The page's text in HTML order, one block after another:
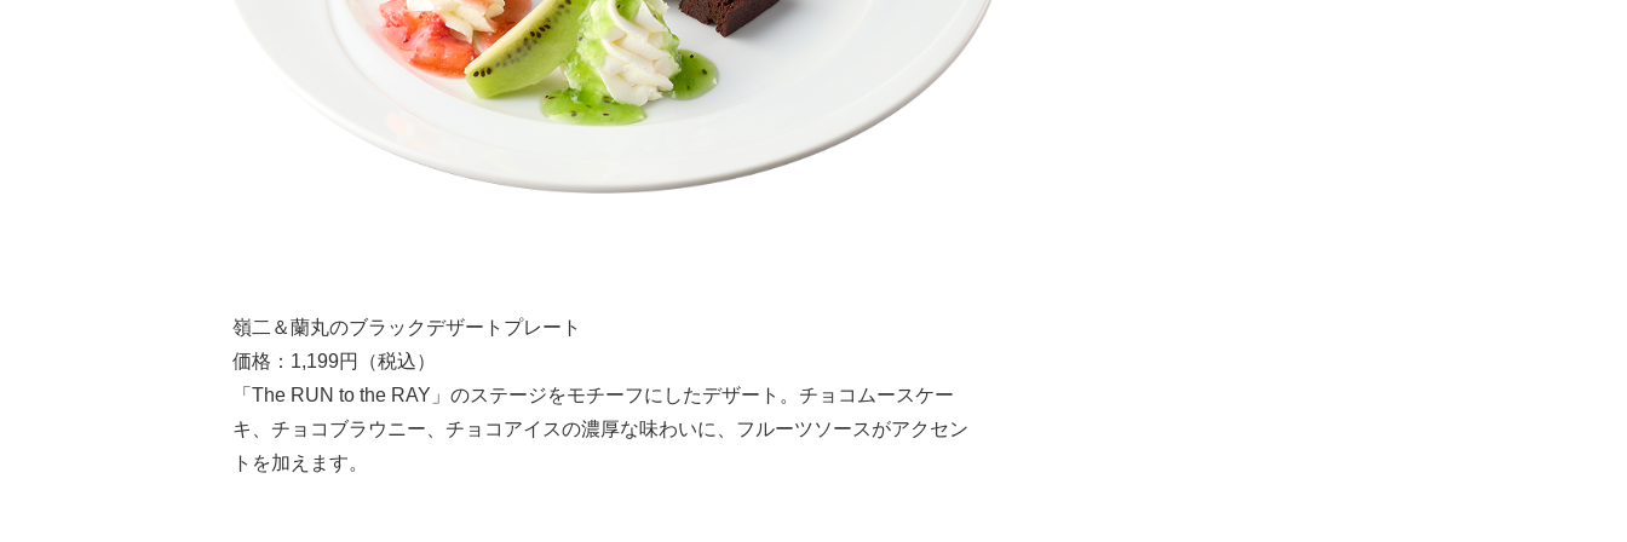
嶺二＆蘭丸のブラックデザートプレート
価格：1,199円（税込）
「The RUN to the RAY」のステージをモチーフにしたデザート。チョコムースケー
キ、チョコブラウニー、チョコアイスの濃厚な味わいに、フルーツソースがアクセン
トを加えます。